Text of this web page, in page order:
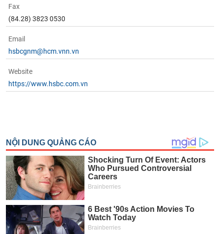
Fax
(84.28) 3823 0530
Email
hsbcgnm@hcm.vnn.vn
Website
https://www.hsbc.com.vn
tài
chính
cụ
đầu
tư
Truyền
thông
tài
chính
Dữ
liệu